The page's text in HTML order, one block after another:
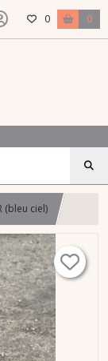
0 0
(bleu ciel)